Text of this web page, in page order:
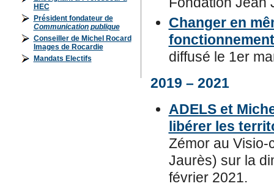
Changer en
diffusé le 1er
2019 – 2021
ADELS et
libérer les
Zémor au Visio-
Jaurès) sur la
février 2021.
HEC
Président fondateur de
Communication publique
Conseiller de Michel Rocard
Images de Rocardie
Mandats Electifs